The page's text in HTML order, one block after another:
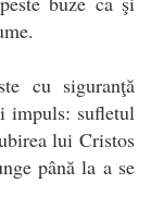
siguranţă
impuls: sufletul
lui Cristos
până la a se